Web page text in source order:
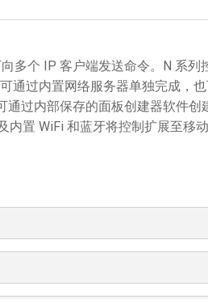
多个 IP 客户端发送命令。N 系列
通过内置网络服务器单独完成，
过内部保存的面板创建器软件创
置 WiFi 和蓝牙将控制扩展至移动